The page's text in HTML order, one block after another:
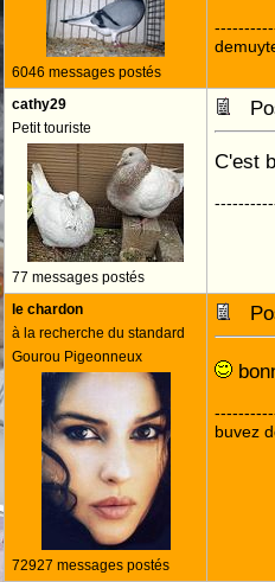
6046 messages postés
cathy29
Petit touriste
77 messages postés
C'est
le chardon
à la recherche du standard
Gourou Pigeonneux
72927 messages postés
buvez